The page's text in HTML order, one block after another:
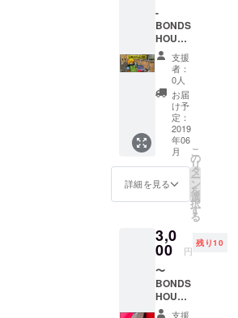
ピング
イベン
ト「心
舞-
move-
」の空
間装飾
に使わ
れた折
り鶴を
ディス
プレイ
に。 ・
星畑ひ
セージ
ボンズ
ハウス
さんと
繋がる
きっか
けに
-
BONDS
HOUSE
ルーフ
トップ
chill タ
イム-
BONDS
HOUSE
のルー
フトッ
プで
BONDS
HOUSE
メン
バーと
ましょ
う！ 非
日常を
感じた
い方、
chillし
たい方
支援
者：
0人
お届
け予
定：
2019
年06
月
詳細を見る
こ
の
リ
タ
ー
ン
を
選
択
す
る
3,0
00 円
残り10
〜
BONDS
HOUSE
オリジ
支援